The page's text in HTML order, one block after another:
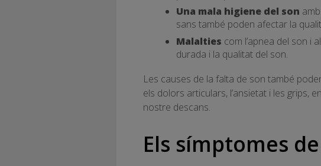
Una mala higiene del son
sans també poden afectar la
Malalties com l’apnea del son i
durada i la qualitat del son.
Les causes de la falta de son també
els dolors articulars, l’ansietat i les grips,
nostre descans.
Els símptomes